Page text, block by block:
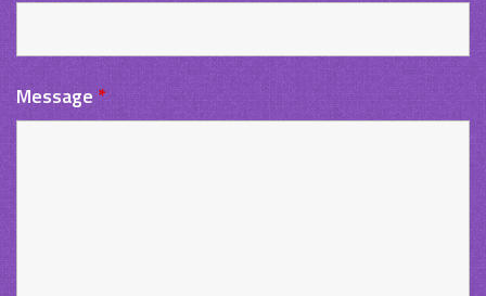
Message*